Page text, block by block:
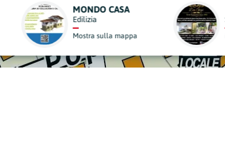
DA GIGI
Strutture Ricettive
Mostra sulla mappa